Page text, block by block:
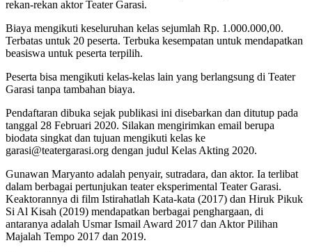
rekan-rekan aktor Teater Garasi.
Biaya mengikuti keseluruhan kelas sejumlah Rp. 1.000.000,00.
Terbatas untuk 20 peserta. Terbuka kesempatan untuk mendapatkan
beasiswa untuk peserta terpilih.
Peserta bisa mengikuti kelas-kelas lain yang berlangsung di Teater
Garasi tanpa tambahan biaya.
Pendaftaran dibuka sejak publikasi ini disebarkan dan ditutup pada
tanggal 28 Februari 2020. Silakan mengirimkan email berupa
biodata singkat dan tujuan mengikuti kelas ke
garasi@teatergarasi.org dengan judul Kelas Akting 2020.
Gunawan Maryanto adalah penyair, sutradara, dan aktor. Ia terlibat
dalam berbagai pertunjukan teater eksperimental Teater Garasi.
Keaktorannya di film Istirahatlah Kata-kata (2017) dan Hiruk Pikuk
Si Al Kisah (2019) mendapatkan berbagai penghargaan, di
antaranya adalah Usmar Ismail Award 2017 dan Aktor Pilihan
Majalah Tempo 2017 dan 2019.